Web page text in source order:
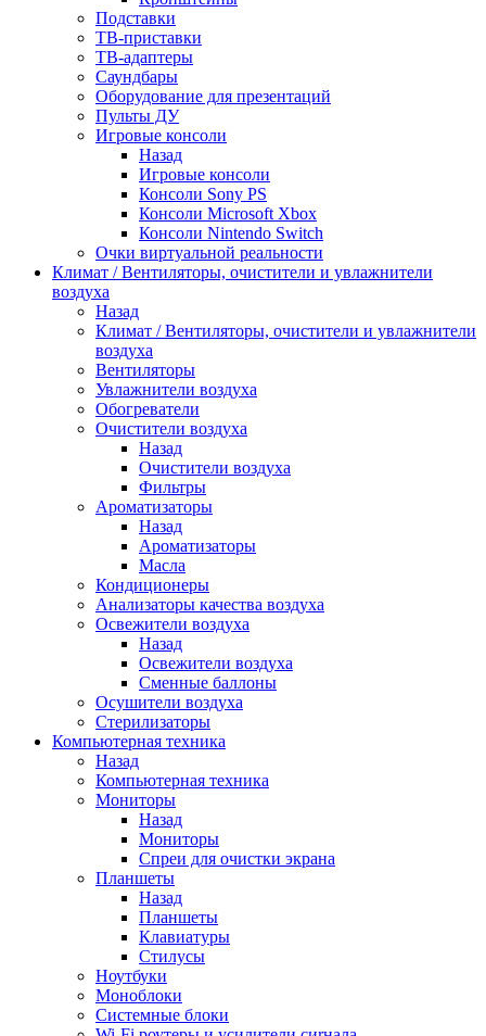
Подставки
ТВ-приставки
ТВ-адаптеры
Саундбары
Оборудование для презентаций
Пульты ДУ
Игровые консоли
Назад
Игровые консоли
Консоли Sony PS
Консоли Microsoft Xbox
Консоли Nintendo Switch
Очки виртуальной реальности
Климат / Вентиляторы, очистители и увлажнители
воздуха
Назад
Климат / Вентиляторы, очистители и увлажнители
воздуха
Вентиляторы
Увлажнители воздуха
Обогреватели
Очистители воздуха
Назад
Очистители воздуха
Фильтры
Ароматизаторы
Назад
Ароматизаторы
Масла
Кондиционеры
Анализаторы качества воздуха
Освежители воздуха
Назад
Освежители воздуха
Сменные баллоны
Осушители воздуха
Стерилизаторы
Компьютерная техника
Назад
Компьютерная техника
Мониторы
Назад
Мониторы
Спреи для очистки экрана
Планшеты
Назад
Планшеты
Клавиатуры
Стилусы
Ноутбуки
Моноблоки
Системные блоки